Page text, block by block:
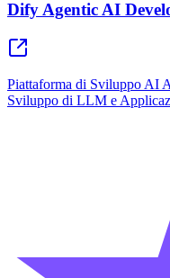
Dify Agentic AI
Piattaforma di Sviluppo AI
Sviluppo di LLM e